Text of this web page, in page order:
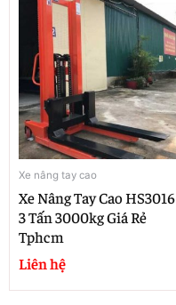
Xe nâng tay cao
Xe Nâng Tay Cao HS3016
3 Tấn 3000kg Giá Rẻ
Tphcm
Liên hệ